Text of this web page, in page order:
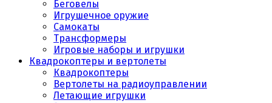
Беговелы
Игрушечное оружие
Самокаты
Трансформеры
Игровые наборы и игрушки
Квадрокоптеры и вертолеты
Квадрокоптеры
Вертолеты на радиоуправлении
Летающие игрушки